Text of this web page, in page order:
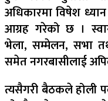
अधिकारमा विषेश
आग्रह गरेको छ ।
भेला, सम्मेलन, सभा
समेत नगरबासीलाई
त्यसैगरी बैठकले होली